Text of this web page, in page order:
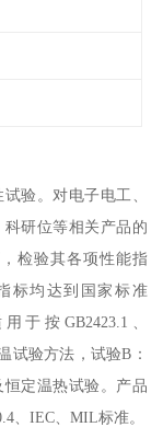
验。对电子电工、
研位等相关产品的
检验其各项性能指
标均达到国家标准
于按GB2423.1、
试验方法，试验B：
定温热试验。产品
、IEC、MIL标准。